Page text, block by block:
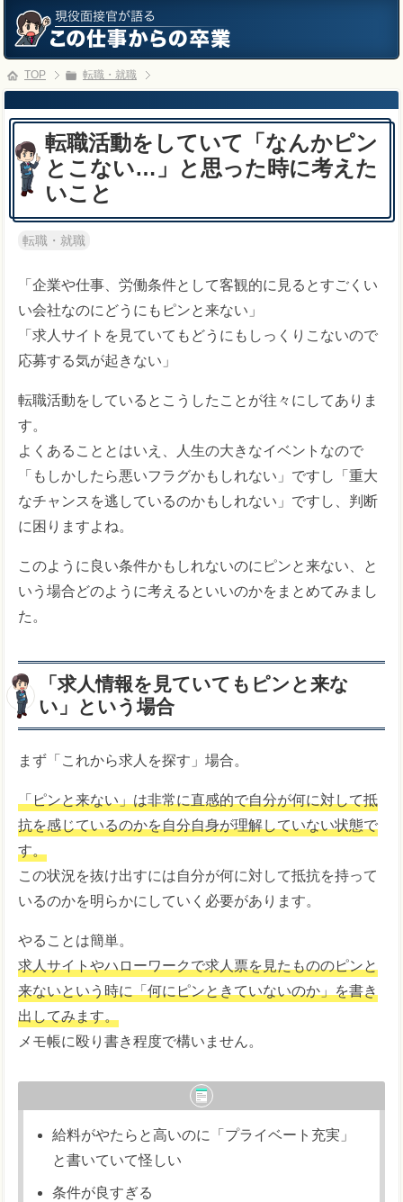
TOP 転職・就職
転職活動をしていて「なんかピン
とこない…」と思った時に考えた
いこと
転職・就職
「企業や仕事、労働条件として客観的に見るとすごくい
い会社なのにどうにもピンと来ない」
「求人サイトを見ていてもどうにもしっくりこないので
応募する気が起きない」
転職活動をしているとこうしたことが往々にしてありま
す。
よくあることとはいえ、人生の大きなイベントなので
「もしかしたら悪いフラグかもしれない」ですし「重大
なチャンスを逃しているのかもしれない」ですし、判断
に困りますよね。
このように良い条件かもしれないのにピンと来ない、と
いう場合どのように考えるといいのかをまとめてみまし
た。
「求人情報を見ていてもピンと来な
い」という場合
まず「これから求人を探す」場合。
「ピンと来ない」は非常に直感的で自分が何に対して抵
抗を感じているのかを自分自身が理解していない状態で
す。
この状況を抜け出すには自分が何に対して抵抗を持って
いるのかを明らかにしていく必要があります。
やることは簡単。
求人サイトやハローワークで求人票を見たもののピンと
来ないという時に「何にピンときていないのか」を書き
出してみます。
メモ帳に殴り書き程度で構いません。
給料がやたらと高いのに「プライベート充実」
と書いていて怪しい
条件が良すぎる